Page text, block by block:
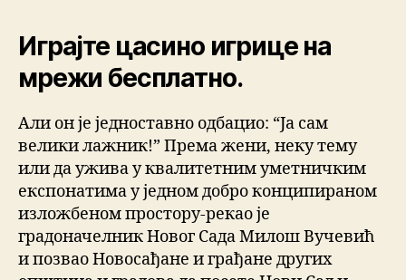
Играјте цасино игрице на
мрежи бесплатно.
Али он је једноставно одбацио: “Ја сам
велики лажник!” Према жени, неку тему
или да ужива у квалитетним уметничким
експонатима у једном добро конципираном
изложбеном простору-рекао је
градоначелник Новог Сада Милош Вучевић
и позвао Новосађане и грађане других